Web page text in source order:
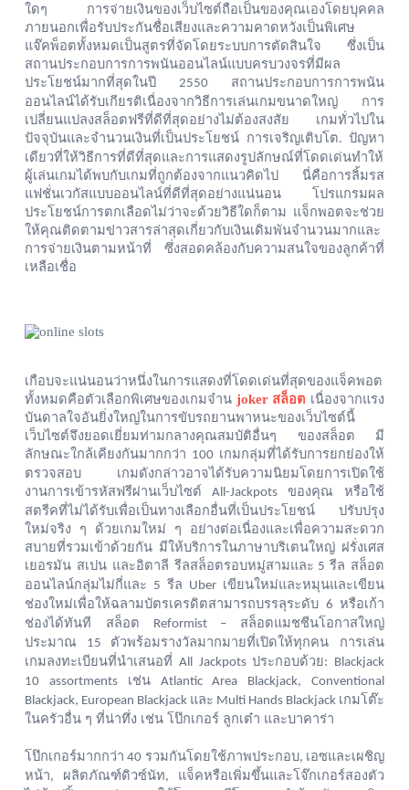
ใดๆ
การจ่ายเงินของเว็บไซต์ถือเป็นของคุณเองโดยบุคคล
ภายนอกเพื่อรับประกันชื่อเสียงและความคาดหวังเป็นพิเศษ
แจ๊คพ็อตทั้งหมดเป็นสูตรที่จัดโดยระบบการตัดสินใจ
ซึ่งเป็น
สถานประกอบการการพนันออนไลน์แบบครบวงจรที่มีผล
ประโยชน์มากที่สุดในปี 2550 สถานประกอบการการพนัน
ออนไลน์ได้รับเกียรติเนื่องจากวิธีการเล่นเกมขนาดใหญ่
การ
เปลี่ยนแปลงสล็อตฟรีที่ดีที่สุดอย่างไม่ต้องสงสัย
เกมทั่วไปใน
ปัจจุบันและจำนวนเงินที่เป็นประโยชน์ การเจริญเติบโต. ปัญหา
เดียวที่ให้วิธีการที่ดีที่สุดและการแสดงรูปลักษณ์ที่โดดเด่นทำให้
ผู้เล่นเกมได้พบกับเกมที่ถูกต้องจากแนวคิดไป
นี่คือการลิ้มรส
แฟชั่นเวกัสแบบออนไลน์ที่ดีที่สุดอย่างแน่นอน
โปรแกรมผล
ประโยชน์การตกเลือดไม่ว่าจะด้วยวิธีใดก็ตาม แจ็กพอตจะช่วย
ให้คุณติดตามข่าวสารล่าสุดเกี่ยวกับเงินเดิมพันจำนวนมากและ
การจ่ายเงินตามหน้าที่
ซึ่งสอดคล้องกับความสนใจของลูกค้าที่
เหลือเชื่อ
เกือบจะแน่นอนว่าหนึ่งในการแสดงที่โดดเด่นที่สุดของแจ็คพอต
ทั้งหมดคือตัวเลือกพิเศษของเกมจำน joker สล็อต เนื่องจากแรง
บันดาลใจอันยิ่งใหญ่ในการขับรถยานพาหนะของเว็บไซต์นี้
เว็บไซต์จึงยอดเยี่ยมท่ามกลางคุณสมบัติอื่นๆ
ของสล็อต
มี
ลักษณะใกล้เคียงกันมากกว่า 100 เกมกลุ่มที่ได้รับการยกย่องให้
ตรวจสอบ
เกมดังกล่าวอาจได้รับความนิยมโดยการเปิดใช้
งานการเข้ารหัสฟรีผ่านเว็บไซต์ All-Jackpots ของคุณ
หรือใช้
สตรีคที่ไม่ได้รับเพื่อเป็นทางเลือกอื่นที่เป็นประโยชน์
ปรับปรุง
ใหม่จริง
ๆ ด้วยเกมใหม่ ๆ
อย่างต่อเนื่องและเพื่อความสะดวก
สบายที่รวมเข้าด้วยกัน มีให้บริการในภาษาบริเตนใหญ่ ฝรั่งเศส
เยอรมัน สเปน และอิตาลี รีลสล็อตรอบหมู่สามและ 5 รีล สล็อต
ออนไลน์กลุ่มไม่กี่และ 5 รีล Uber เขียนใหม่และหมุนและเขียน
ช่องใหม่เพื่อให้ฉลามบัตรเครดิตสามารถบรรลุระดับ 6 หรือเก้า
ช่องได้ทันที
สล็อต Reformist – สล็อตแมชชีนโอกาสใหญ่
ประมาณ 15 ตัวพร้อมรางวัลมากมายที่เปิดให้ทุกคน
การเล่น
เกมลงทะเบียนที่นำเสนอที่ All Jackpotsประกอบด้วย: Blackjack
10 assortments เช่นAtlantic Area Blackjack, Conventional
Blackjack, European Blackjack และ Multi Hands Blackjack เกมโต๊ะ
ในครัวอื่น ๆ ที่น่าทึ่ง เช่น โป๊กเกอร์ ลูกเต๋า และบาคาร่า
โป๊กเกอร์มากกว่า 40 รวมกันโดยใช้ภาพประกอบ, เอซและเผชิญ
หน้า, ผลิตภัณฑ์ดิวซ์นัท, แจ็คหรือเพิ่มขึ้นและโจ๊กเกอร์สองตัว